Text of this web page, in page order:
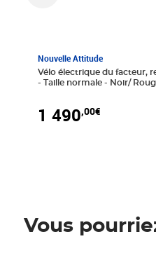
Nouvelle Attitude
Vélo électrique du facteur,
- Taille normale - Noir/
1 490,00€
Vous